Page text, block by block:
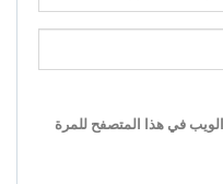
في هذا المتصفح للمرة